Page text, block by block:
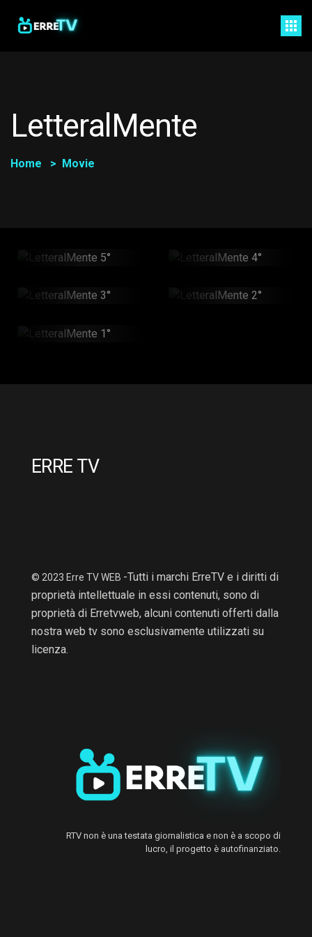
LetteralMente
Home Movie
LetteralMente 5° LetteralMente 4°
LetteralMente 3° LetteralMente 2°
LetteralMente 1°
ERRE TV
© 2023 Erre TV WEB -Tutti i marchi ErreTV e i diritti di
proprietà intellettuale in essi contenuti, sono di
proprietà di Erretvweb, alcuni contenuti offerti dalla
nostra web tv sono esclusivamente utilizzati su
licenza.
RTV non è una testata giornalistica e non è a scopo di
lucro, il progetto è autofinanziato.